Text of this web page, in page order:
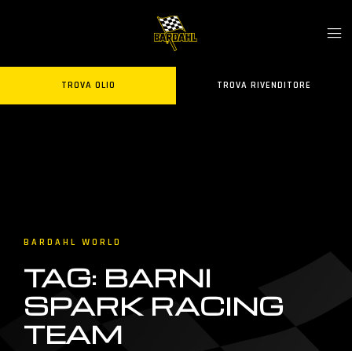
TROVA OLIO TROVA RIVENDITORE
BARDAHL WORLD
TAG: BARNI
SPARK RACING
TEAM